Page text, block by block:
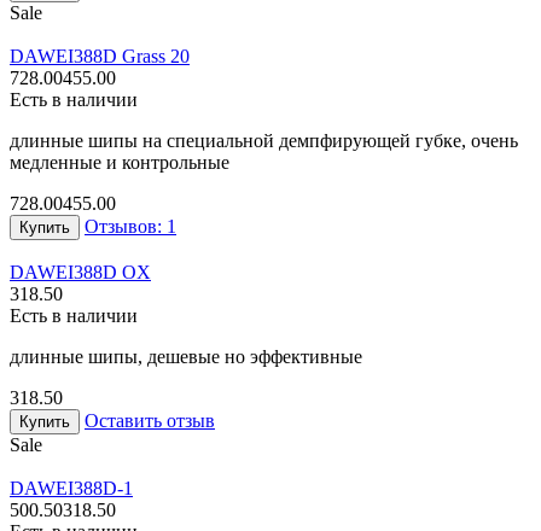
Sale
DAWEI388D Grass 20
728.00455.00
Есть в наличии
длинные шипы на специальной демпфирующей губке, очень
медленные и контрольные
728.00455.00
Купить Отзывов: 1
DAWEI388D OX
318.50
Есть в наличии
длинные шипы, дешевые но эффективные
318.50
Купить
Оставить отзыв
Sale
DAWEI388D-1
500.50318.50